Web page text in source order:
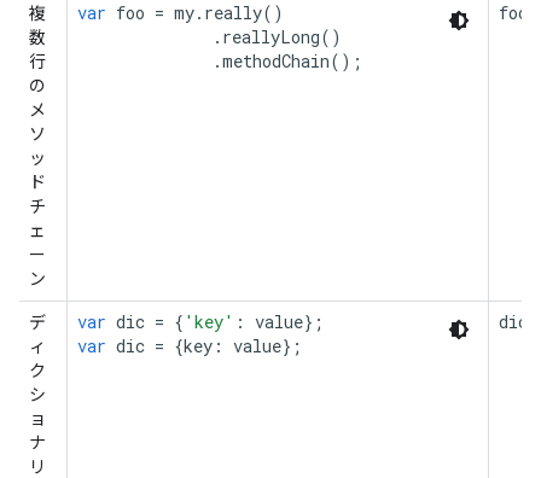
複
数
行
の
メ
ソ
ッ
ド
チ
ェ
ー
ン
var foo = my. really()
. reallyLong()
.methodChain();
foo
デ
ィ
ク
シ
ョ
ナ
リ
var dic = { 'key' : value};
var dic = {key : value};
dic